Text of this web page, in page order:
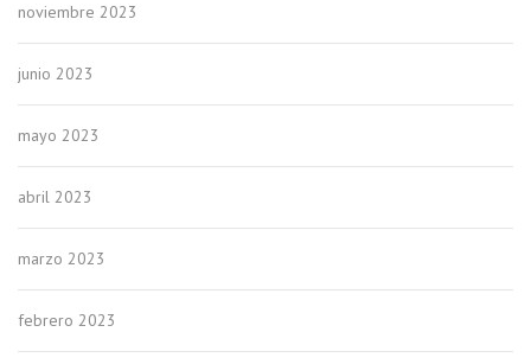
noviembre 2023
junio 2023
mayo 2023
abril 2023
marzo 2023
febrero 2023